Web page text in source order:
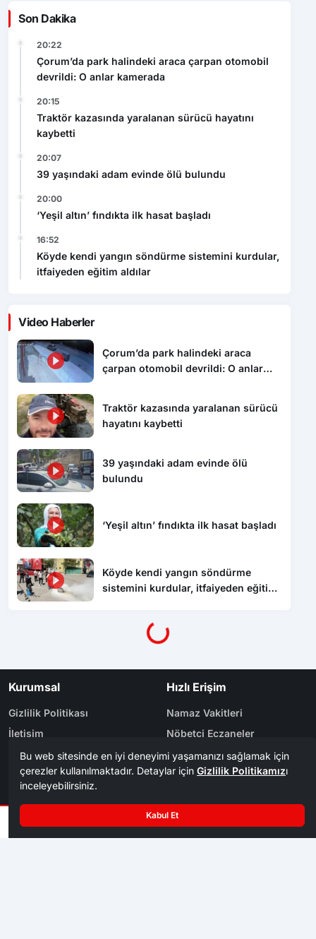
Son Dakika
20:22
Çorum’da park halindeki araca çarpan otomobil
devrildi: O anlar kamerada
20:15
Traktör kazasında yaralanan sürücü hayatını
kaybetti
20:07
39 yaşındaki adam evinde ölü bulundu
20:00
‘Yeşil altın’ fındıkta ilk hasat başladı
16:52
Köyde kendi yangın söndürme sistemini kurdular,
itfaiyeden eğitim aldılar
Video Haberler
Çorum’da park halindeki araca
çarpan otomobil devrildi: O anlar
Traktör kazasında yaralanan sürücü
hayatını kaybetti
39 yaşındaki adam evinde ölü
bulundu
‘Yeşil altın’ fındıkta ilk hasat başladı
Köyde kendi yangın söndürme
sistemini kurdular, itfaiyeden eğitim
Yükleniyor...
Kurumsal
Gizlilik Politikası
İletişim
Künye
Yazarlar
Hızlı Erişim
Namaz Vakitleri
Nöbetçi Eczaneler
Yol Durumu
Arşiv
Bölge Haberleri Kategoriler